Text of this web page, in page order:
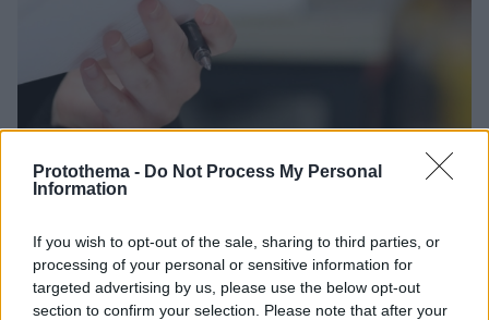
Protothema - Do Not Process My Personal
Information
If you wish to opt-out of the sale, sharing to third parties, or
processing of your personal or sensitive information for
targeted advertising by us, please use the below opt-out
section to confirm your selection. Please note that after your
Ξεκινούν σήμερα οι ενδοσχολικές εξετάσεις στα Λύκεια
19.05.2025, 08:19